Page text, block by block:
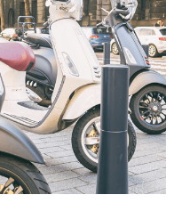
に関する情報、アプリケ
、購入されたサービスや
る情報、アンケートの回
する保険関連サービスに
例として、見積請求受付
録受付時に提供いただい
別、保険契約者と被保険
品の内容、保険料、保険
行距離などの情報、建物
の種類や年齢など）及び